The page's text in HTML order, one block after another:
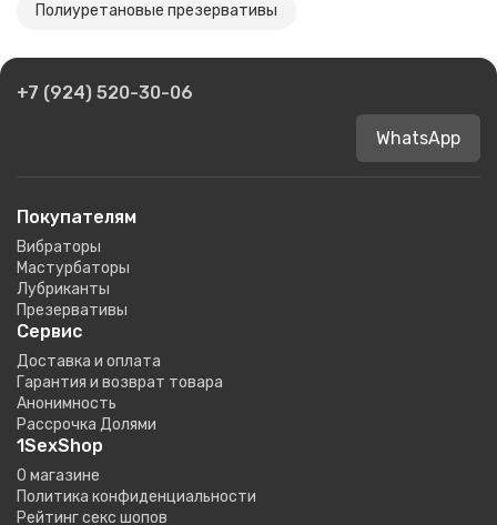
Полиуретановые презервативы
+7 (924) 520-30-06
WhatsApp
Покупателям
Вибраторы
Мастурбаторы
Лубриканты
Презервативы
Сервис
Доставка и оплата
Гарантия и возврат товара
Анонимность
Рассрочка Долями
1SexShop
О магазине
Политика конфиденциальности
Рейтинг секс шопов